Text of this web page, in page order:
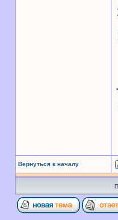
Вернуться к началу